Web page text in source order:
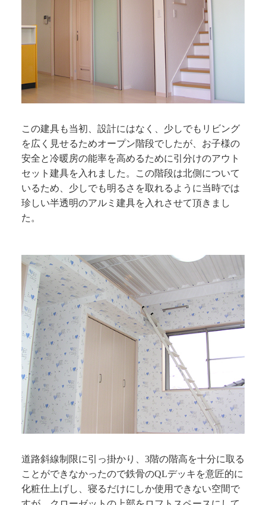
この建具も当初、設計にはなく、少しでもリビング
を広く見せるためオープン階段でしたが、お子様の
安全と冷暖房の能率を高めるために引分けのアウト
セット建具を入れました。この階段は北側について
いるため、少しでも明るさを取れるように当時では
珍しい半透明のアルミ建具を入れさせて頂きまし
た。
道路斜線制限に引っ掛かり、3階の階高を十分に取る
ことができなかったので鉄骨のQLデッキを意匠的に
化粧仕上げし、寝るだけにしか使用できない空間で